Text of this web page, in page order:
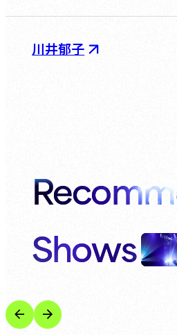
川井郁子
Shows